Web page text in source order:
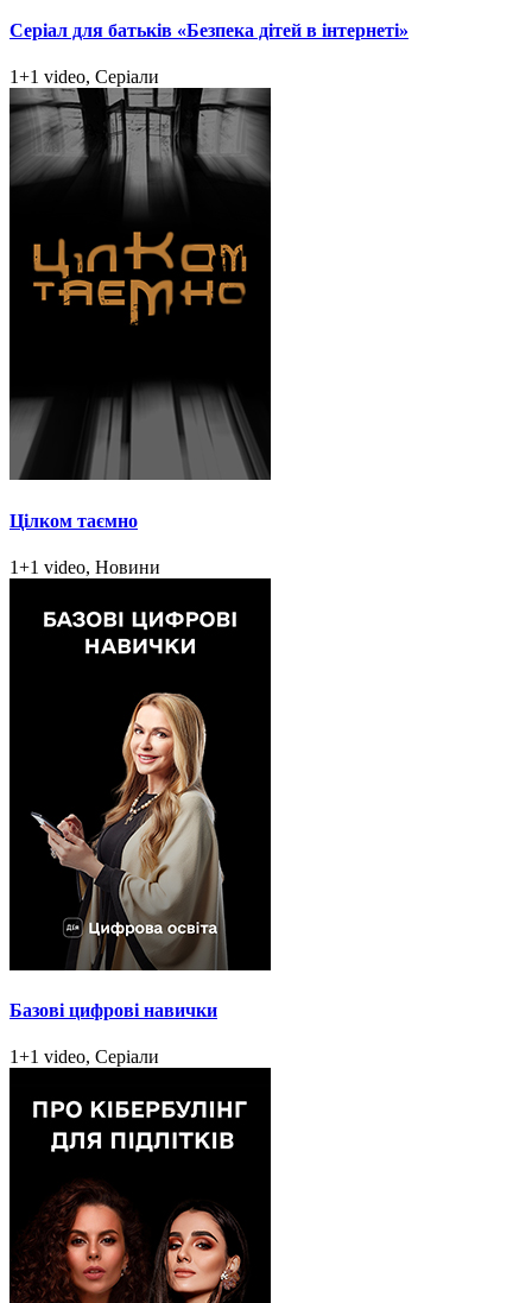
Серіал для батьків «Безпека дітей в інтернеті»
1+1 video, Серіали
Цілком таємно
1+1 video, Новини
Базові цифрові навички
1+1 video, Серіали